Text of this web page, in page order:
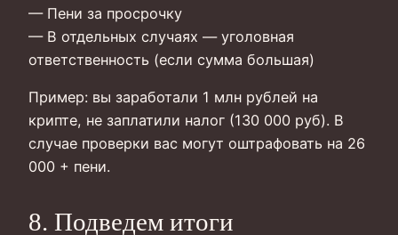
— Пени за просрочку
— В отдельных случаях — уголовная
ответственность (если сумма большая)
Пример: вы заработали 1 млн рублей на
крипте, не заплатили налог (130 000 руб). В
случае проверки вас могут оштрафовать на 26
000 + пени.
8. Подведем итоги